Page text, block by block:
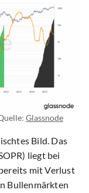
Glassnode
Bild. Das
liegt bei
mit Verlust
Bullenmärkten